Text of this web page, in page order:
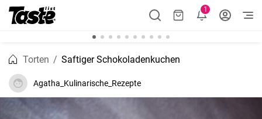
1
Torten Saftiger Schokoladenkuchen
Agatha_Kulinarische_Rezepte